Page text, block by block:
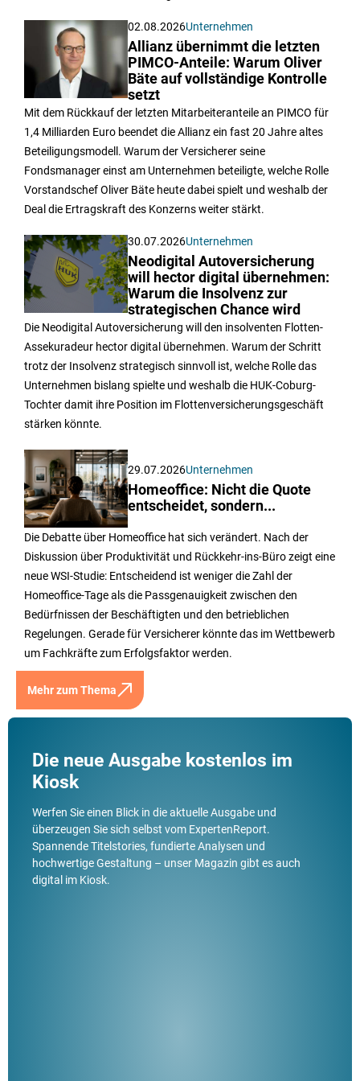
02.08.2026Unternehmen
Allianz übernimmt die letzten
PIMCO-Anteile: Warum Oliver
Bäte auf vollständige Kontrolle
setzt
Mit dem Rückkauf der letzten Mitarbeiteranteile an PIMCO für
1,4 Milliarden Euro beendet die Allianz ein fast 20 Jahre altes
Beteiligungsmodell. Warum der Versicherer seine
Fondsmanager einst am Unternehmen beteiligte, welche Rolle
Vorstandschef Oliver Bäte heute dabei spielt und weshalb der
Deal die Ertragskraft des Konzerns weiter stärkt.
30.07.2026Unternehmen
Neodigital Autoversicherung
will hector digital übernehmen:
Warum die Insolvenz zur
strategischen Chance wird
Die Neodigital Autoversicherung will den insolventen Flotten-
Assekuradeur hector digital übernehmen. Warum der Schritt
trotz der Insolvenz strategisch sinnvoll ist, welche Rolle das
Unternehmen bislang spielte und weshalb die HUK-Coburg-
Tochter damit ihre Position im Flottenversicherungsgeschäft
stärken könnte.
29.07.2026Unternehmen
Homeoffice: Nicht die Quote
entscheidet, sondern...
Die Debatte über Homeoffice hat sich verändert. Nach der
Diskussion über Produktivität und Rückkehr-ins-Büro zeigt eine
neue WSI-Studie: Entscheidend ist weniger die Zahl der
Homeoffice-Tage als die Passgenauigkeit zwischen den
Bedürfnissen der Beschäftigten und den betrieblichen
Regelungen. Gerade für Versicherer könnte das im Wettbewerb
um Fachkräfte zum Erfolgsfaktor werden.
Mehr zum Thema
Die neue Ausgabe kostenlos im
Kiosk
Werfen Sie einen Blick in die aktuelle Ausgabe und
überzeugen Sie sich selbst vom ExpertenReport.
Spannende Titelstories, fundierte Analysen und
hochwertige Gestaltung – unser Magazin gibt es auch
digital im Kiosk.